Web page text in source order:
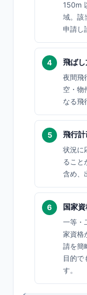
150m
域。該
申請し
飛ば
夜間飛
空・物
なる飛
飛行
状況に
ること
含め、
国家資
一等・
家資格
請を簡
目的で
す。